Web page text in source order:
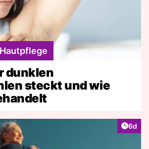
dunklen
steckt und wie
6d